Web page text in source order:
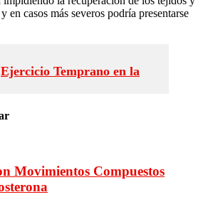
en casos más severos podría presentarse
Ejercicio Temprano en la
Movimientos Compuestos